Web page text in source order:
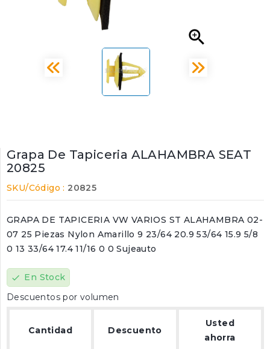

Grapa De Tapiceria ALAHAMBRA SEAT
20825
SKU/Código : 20825
GRAPA DE TAPICERIA VW VARIOS ST ALAHAMBRA 02-
07 25 Piezas Nylon Amarillo 9 23/64 20.9 53/64 15.9 5/8
0 13 33/64 17.4 11/16 0 0 Sujeauto
check En Stock
Descuentos por volumen
Cantidad Descuento
Usted
ahorra